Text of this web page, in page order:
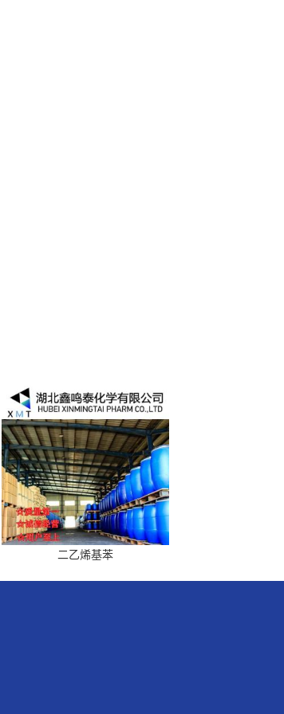
二乙烯基苯